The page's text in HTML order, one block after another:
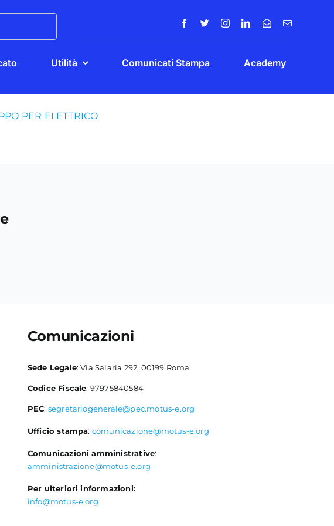
Utilità Comunicati Stampa Academy
PER ELETTRICO
Comunicazioni
Sede Legale: Via Salaria 292, 00199 Roma
Codice Fiscale: 97975840584
PEC: segretariogenerale@pec.motus-e.org
Ufficio stampa: comunicazione@motus-e.org
Comunicazioni amministrative:
amministrazione@motus-e.org
Per ulteriori informazioni:
info@motus-e.org